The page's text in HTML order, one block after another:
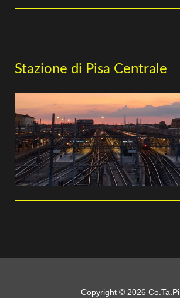
Stazione di Pisa Centrale
Copyright © 2026 Co.Ta.Pi.